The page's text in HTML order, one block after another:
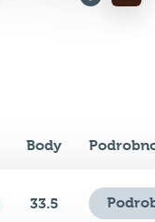
Body
33.5